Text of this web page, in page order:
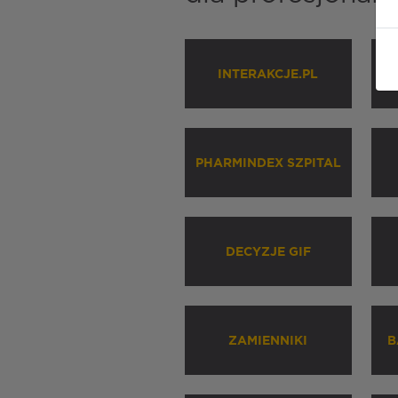
INTERAKCJE.PL
PHARMINDEX SZPITAL
DECYZJE GIF
ZAMIENNIKI